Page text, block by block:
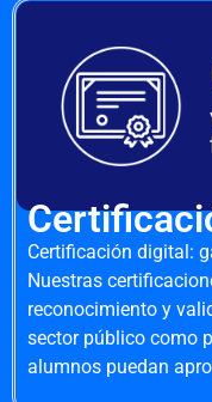
Certificación digital:
Nuestras
reconocimiento y
sector público como
alumnos puedan